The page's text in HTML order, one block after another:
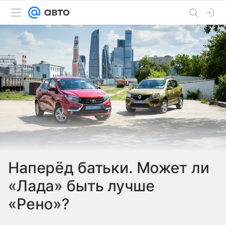
Наперёд батьки. Может ли
«Лада» быть лучше
«Рено»?